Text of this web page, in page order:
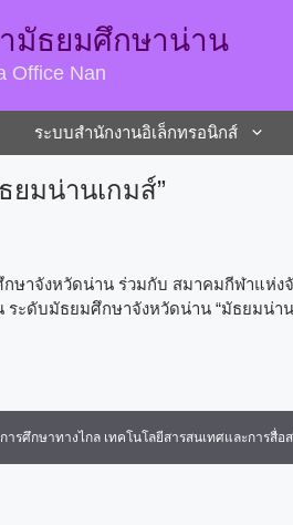
มัธยมศึกษาน่าน
Office Nan
ระบบสํานักงานอิเล็กทรอนิกส์
มน่านเกมส์”
ษาจังหวัดน่าน ร่วมกับ สมาคมกีฬาแห่
ะดับมัธยมศึกษาจังหวัดน่าน “มัธยมน่า
รศึกษาทางไกล เทคโนโลยีสารสนเทศและการสื่